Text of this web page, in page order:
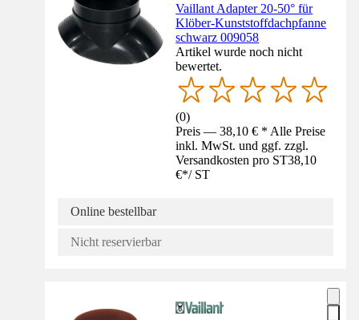
Vaillant Adapter 20-50° für
Klöber-Kunststoffdachpfanne
schwarz 009058
Artikel wurde noch nicht
bewertet.
(0)
Preis — 38,10 € * Alle Preise
inkl. MwSt. und ggf. zzgl.
Versandkosten pro ST38,10
€*/ ST
Online bestellbar
Nicht reservierbar